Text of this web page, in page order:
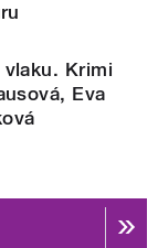
vlaku. Krimi
Eva